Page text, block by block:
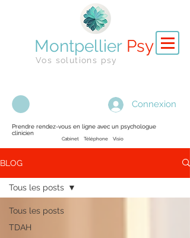
Montpellier Psy
Vos solutions psy
Connexion
Prendre rendez-vous en ligne avec un psychologue
clinicien
Cabinet Téléphone Visio
BLOG
Tous les posts
TDAH
Tous les posts